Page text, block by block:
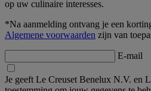
op uw culinaire interesses.
*Na aanmelding ontvang je een
Algemene voorwaarden zijn van
E-mail
Je geeft Le Creuset Benelux N.V. en